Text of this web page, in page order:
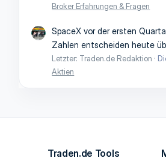
Broker Erfahrungen & Fragen
SpaceX vor der ersten
Zahlen entscheiden heute
Letzter: Traden.de Redaktion
Aktien
Traden.de Tools